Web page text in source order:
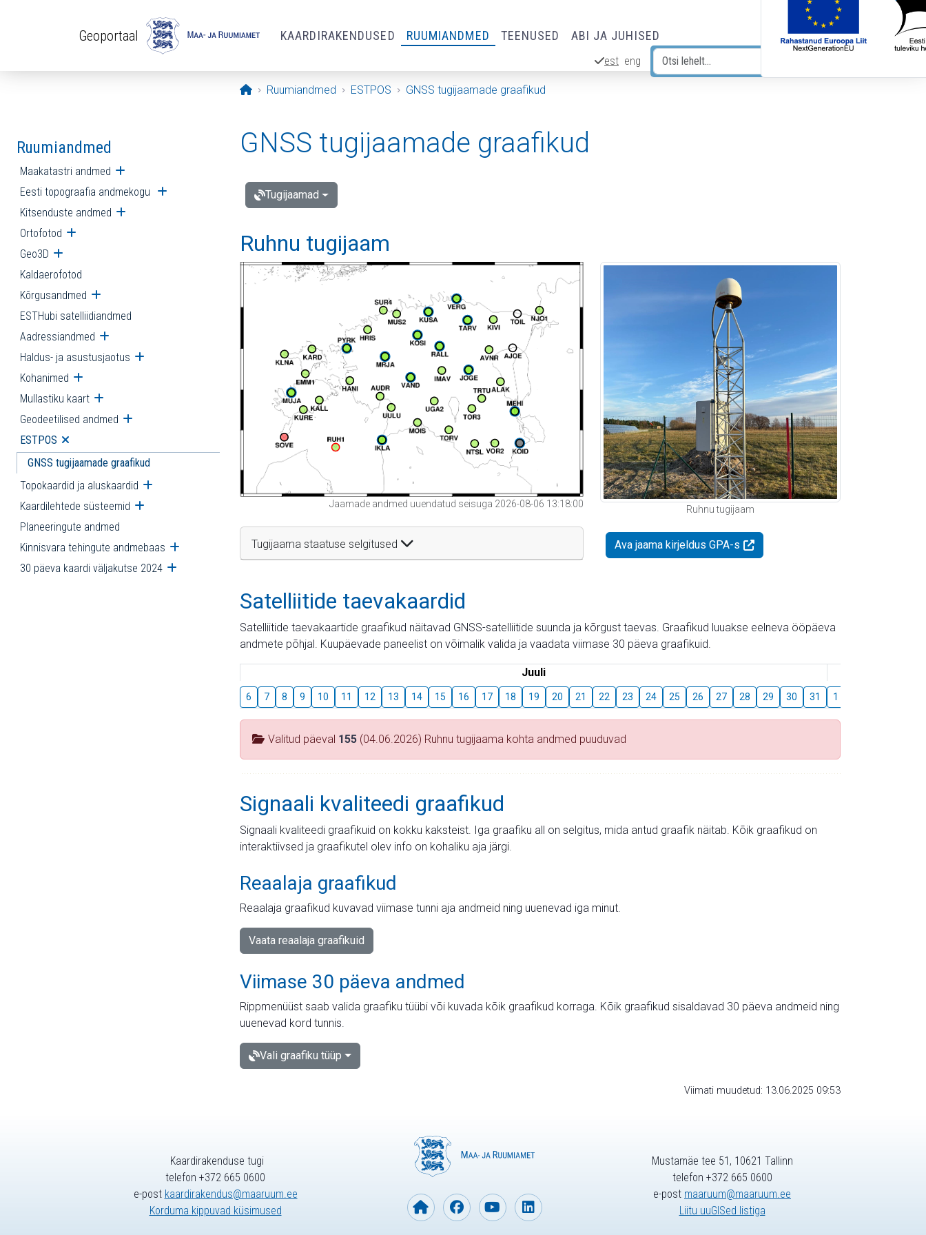
Geoportaal KAARDIRAKENDUSED RUUMIANDMED TEENUSED ABI JA JUHISED
est eng
Avaleht
Ruumiandmed ESTPOS GNSS tugijaamade graafikud
Ruumiandmed
Maakatastri andmed Ava alammenüü
Eesti topograafia andmekogu Ava alammenüü
Kitsenduste andmed Ava alammenüü
Ortofotod Ava alammenüü
Geo3D Ava alammenüü
Kaldaerofotod
Kõrgusandmed Ava alammenüü
ESTHubi satelliidiandmed
Aadressiandmed Ava alammenüü
Haldus- ja asustusjaotus Ava alammenüü
Kohanimed Ava alammenüü
Mullastiku kaart Ava alammenüü
Geodeetilised andmed Ava alammenüü
ESTPOS Ava alammenüü
GNSS tugijaamade graafikud
Topokaardid ja aluskaardid Ava alammenüü
Kaardilehtede süsteemid Ava alammenüü
Planeeringute andmed
Kinnisvara tehingute andmebaas Ava alammenüü
30 päeva kaardi väljakutse 2024 Ava alammenüü
GNSS tugijaamade graafikud
Tugijaamad
Ruhnu tugijaam
Jaamade andmed uuendatud seisuga 2026-08-06 13:18:00
Tugijaama staatuse selgitused
Ruhnu tugijaam
Ava jaama kirjeldus GPA-s
Satelliitide taevakaardid
Satelliitide taevakaartide graafikud näitavad GNSS-satelliitide suunda ja kõrgust taevas. Graafikud luuakse eelneva ööpäeva
andmete põhjal. Kuupäevade paneelist on võimalik valida ja vaadata viimase 30 päeva graafikuid.
Juuli
6 7 8 9 10 11 12 13 14 15 16 17 18 19 20 21 22 23 24 25 26 27 28 29 30 31 1
Valitud päeval 155 (04.06.2026) Ruhnu tugijaama kohta andmed puuduvad
Signaali kvaliteedi graafikud
Signaali kvaliteedi graafikuid on kokku kaksteist. Iga graafiku all on selgitus, mida antud graafik näitab. Kõik graafikud on
interaktiivsed ja graafikutel olev info on kohaliku aja järgi.
Reaalaja graafikud
Reaalaja graafikud kuvavad viimase tunni aja andmeid ning uuenevad iga minut.
Vaata reaalaja graafikuid
Viimase 30 päeva andmed
Rippmenüüst saab valida graafiku tüübi või kuvada kõik graafikud korraga. Kõik graafikud sisaldavad 30 päeva andmeid ning
uuenevad kord tunnis.
Vali graafiku tüüp
Viimati muudetud: 13.06.2025 09:53
Kaardirakenduse tugi
telefon +372 665 0600
e-post kaardirakendus@maaruum.ee
Korduma kippuvad küsimused
Mustamäe tee 51, 10621 Tallinn
telefon +372 665 0600
e-post maaruum@maaruum.ee
Liitu uuGISed listiga